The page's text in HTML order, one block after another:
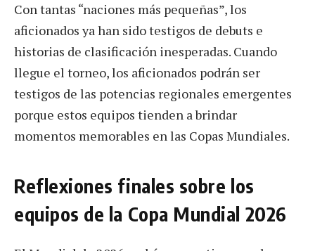
Con tantas “naciones más pequeñas”, los
aficionados ya han sido testigos de debuts e
historias de clasificación inesperadas. Cuando
llegue el torneo, los aficionados podrán ser
testigos de las potencias regionales emergentes
porque estos equipos tienden a brindar
momentos memorables en las Copas Mundiales.
Reflexiones finales sobre los
equipos de la Copa Mundial 2026